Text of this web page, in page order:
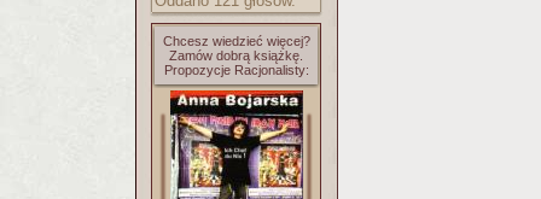
Chcesz wiedzieć więcej?
Zamów dobrą książkę.
Propozycje Racjonalisty: